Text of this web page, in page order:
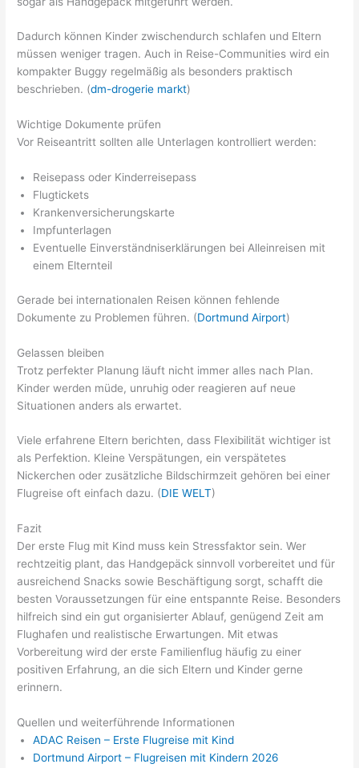
Dadurch können Kinder zwischendurch schlafen und Eltern
müssen weniger tragen. Auch in Reise-Communities wird ein
kompakter Buggy regelmäßig als besonders praktisch
beschrieben. (dm-drogerie markt)
Wichtige Dokumente prüfen
Vor Reiseantritt sollten alle Unterlagen kontrolliert werden:
Reisepass oder Kinderreisepass
Flugtickets
Krankenversicherungskarte
Impfunterlagen
Eventuelle Einverständniserklärungen bei Alleinreisen mit
einem Elternteil
Gerade bei internationalen Reisen können fehlende
Dokumente zu Problemen führen. (Dortmund Airport)
Gelassen bleiben
Trotz perfekter Planung läuft nicht immer alles nach Plan.
Kinder werden müde, unruhig oder reagieren auf neue
Situationen anders als erwartet.
Viele erfahrene Eltern berichten, dass Flexibilität wichtiger ist
als Perfektion. Kleine Verspätungen, ein verspätetes
Nickerchen oder zusätzliche Bildschirmzeit gehören bei einer
Flugreise oft einfach dazu. (DIE WELT)
Fazit
Der erste Flug mit Kind muss kein Stressfaktor sein. Wer
rechtzeitig plant, das Handgepäck sinnvoll vorbereitet und für
ausreichend Snacks sowie Beschäftigung sorgt, schafft die
besten Voraussetzungen für eine entspannte Reise. Besonders
hilfreich sind ein gut organisierter Ablauf, genügend Zeit am
Flughafen und realistische Erwartungen. Mit etwas
Vorbereitung wird der erste Familienflug häufig zu einer
positiven Erfahrung, an die sich Eltern und Kinder gerne
erinnern.
Quellen und weiterführende Informationen
ADAC Reisen – Erste Flugreise mit Kind
Dortmund Airport – Flugreisen mit Kindern 2026